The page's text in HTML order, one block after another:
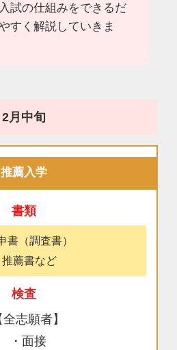
試の仕組みをできるだ
すく解説していきま
推薦入学
書類
書（調査書）
推薦書など
検査
全志願者】
・面接